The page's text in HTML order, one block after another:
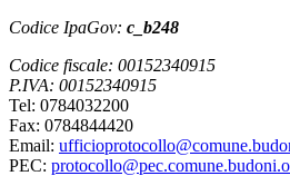
Codice IpaGov: c_b248
Codice fiscale: 00152340915
P.IVA: 00152340915
Tel: 0784032200
Fax: 0784844420
Email:
PEC: